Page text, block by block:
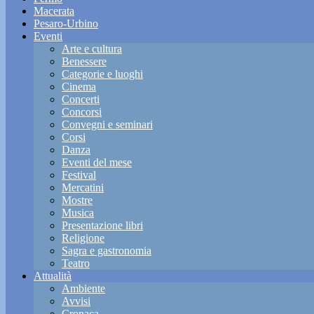
Macerata
Pesaro-Urbino
Eventi
Arte e cultura
Benessere
Categorie e luoghi
Cinema
Concerti
Concorsi
Convegni e seminari
Corsi
Danza
Eventi del mese
Festival
Mercatini
Mostre
Musica
Presentazione libri
Religione
Sagra e gastronomia
Teatro
Attualità
Ambiente
Avvisi